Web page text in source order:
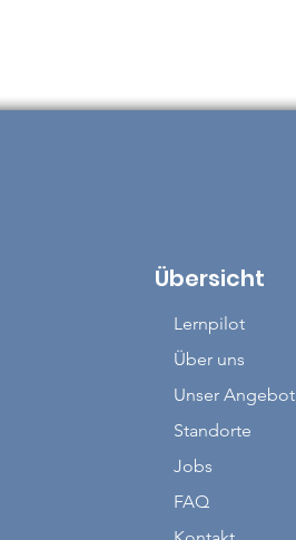
Übersicht
Lernpilot
Über uns
Unser Angebot
Standorte
Jobs
FAQ